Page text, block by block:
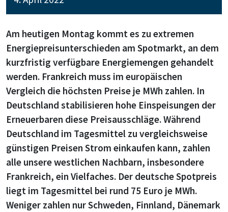
Am heutigen Montag kommt es zu extremen
Energiepreisunterschieden am Spotmarkt, an dem
kurzfristig verfügbare Energiemengen gehandelt
werden. Frankreich muss im europäischen
Vergleich die höchsten Preise je MWh zahlen. In
Deutschland stabilisieren hohe Einspeisungen der
Erneuerbaren diese Preisausschläge. Während
Deutschland im Tagesmittel zu vergleichsweise
günstigen Preisen Strom einkaufen kann, zahlen
alle unsere westlichen Nachbarn, insbesondere
Frankreich, ein Vielfaches. Der deutsche Spotpreis
liegt im Tagesmittel bei rund 75 Euro je MWh.
Weniger zahlen nur Schweden, Finnland, Dänemark